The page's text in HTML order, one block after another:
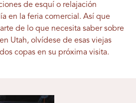
de esquí o relajación
en la feria comercial. Así que
de lo que necesita saber sobre
Utah, olvídese de esas viejas
copas en su próxima visita.